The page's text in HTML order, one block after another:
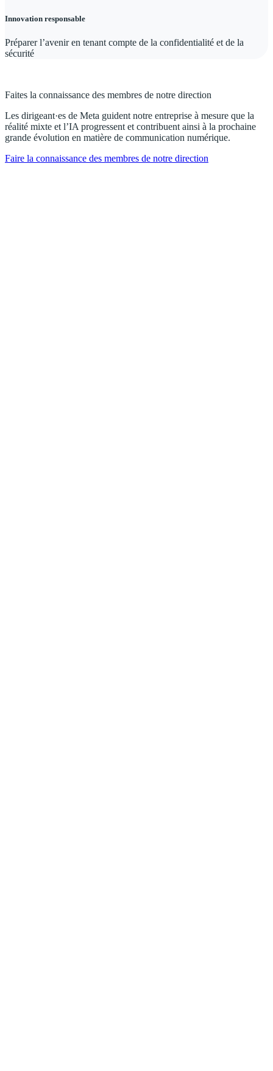
Innovation responsable
Préparer l’avenir en tenant compte de la confidentialité et de la
sécurité
Faites la connaissance des membres de notre direction
Les dirigeant·es de Meta guident notre entreprise à mesure que la
réalité mixte et l’IA progressent et contribuent ainsi à la prochaine
grande évolution en matière de communication numérique.
Faire la connaissance des membres de notre direction